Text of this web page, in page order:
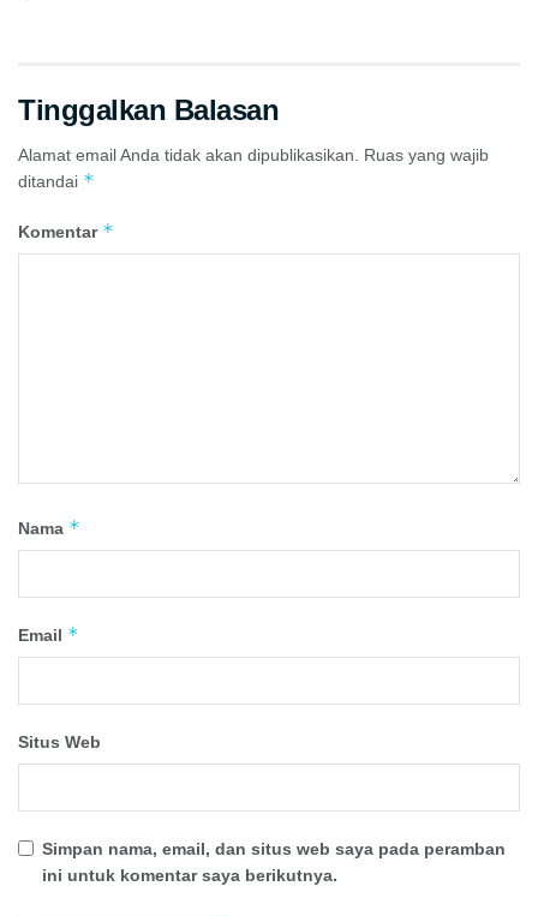
Tinggalkan Balasan
Alamat email Anda tidak akan dipublikasikan.
Ruas yang wajib
ditandai *
Komentar *
Nama *
Email *
Situs Web
Simpan nama, email, dan situs web saya pada peramban
ini untuk komentar saya berikutnya.